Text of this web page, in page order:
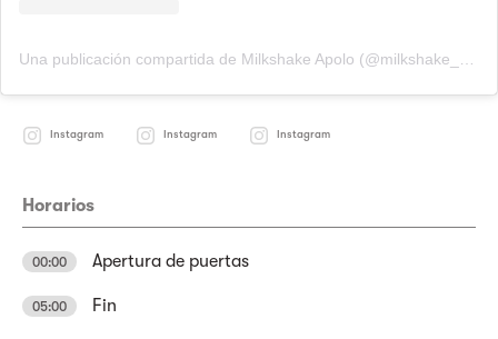
Una publicación compartida de Milkshake Apolo (@milkshake_apolo)
Instagram Instagram Instagram
Horarios
00:00 Apertura de puertas
05:00 Fin